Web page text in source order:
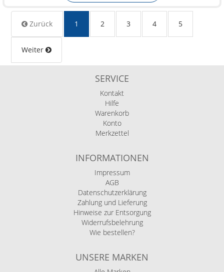
Zurück 1 2 3 4 5
Weiter
SERVICE
Kontakt
Hilfe
Warenkorb
Konto
Merkzettel
INFORMATIONEN
Impressum
AGB
Datenschutzerklärung
Zahlung und Lieferung
Hinweise zur Entsorgung
Widerrufsbelehrung
Wie bestellen?
UNSERE MARKEN